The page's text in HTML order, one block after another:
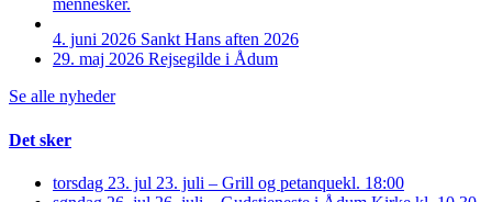
mennesker.
4. juni 2026 Sankt Hans aften 2026
29. maj 2026 Rejsegilde i Ådum
Se alle nyheder
Det sker
torsdag 23. jul 23. juli – Grill og petanquekl. 18:00